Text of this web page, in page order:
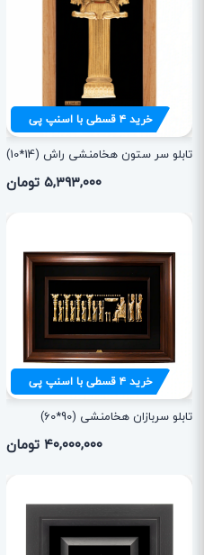
خرید۴قسطی با اسنپ پی
تابلو سر ستون هخامنشی راش (14*10)
۵,۳۹۳,۰۰۰ تومان
خرید۴قسطی با اسنپ پی
تابلو سربازان هخامنشی (90*60)
۴۰,۰۰۰,۰۰۰ تومان